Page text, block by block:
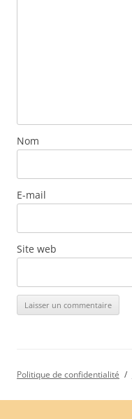
Nom
E-mail
Site web
Politique de confidentialité